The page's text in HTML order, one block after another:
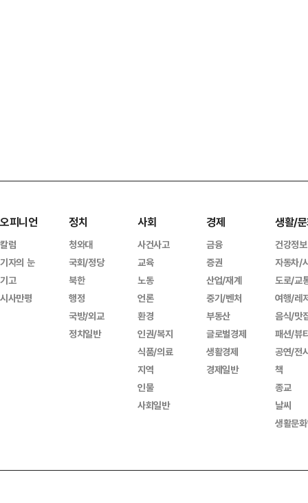
오피니언
칼럼
기자의 눈
기고
시사만평
정치
청와대
국회/정당
북한
행정
국방/외교
정치일반
사회
사건사고
교육
노동
언론
환경
인권/복지
식품/의료
지역
인물
사회일반
경제
금융
증권
산업/재계
중기/벤처
부동산
글로벌경제
생활경제
경제일반
생활/
건강정보
자동차/
도로/교
여행/레
음식/맛
패션/뷰
공연/전
책
종교
날씨
생활문